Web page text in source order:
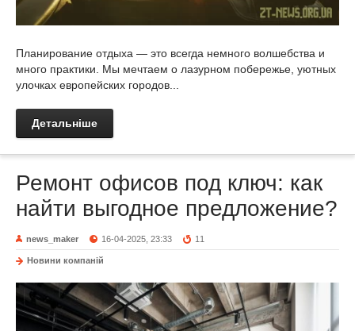
Планирование отдыха — это всегда немного волшебства и
много практики. Мы мечтаем о лазурном побережье, уютных
улочках европейских городов...
Детальніше
Ремонт офисов под ключ: как
найти выгодное предложение?
news_maker 16-04-2025, 23:33 11
Новини компаній